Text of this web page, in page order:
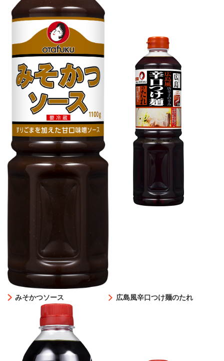
みそかつソース 広島風辛口つけ麺のたれ